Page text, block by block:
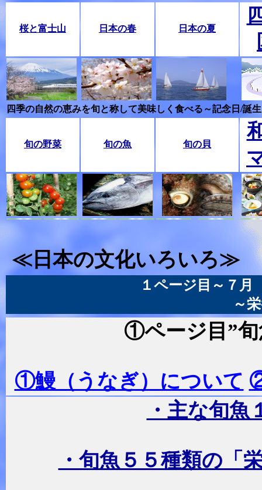
桜と富士山 日本の春 日本の夏
四季の自然の恵みを旬と称して美味しく食べる～記念日/誕
旬の野菜 旬の魚 旬の貝
≪日本の文化いろいろ≫
１ページ目～７月
～
①ページ目”旬
①鰻（うなぎ）について
・主な旬魚
・旬魚５５種類の「